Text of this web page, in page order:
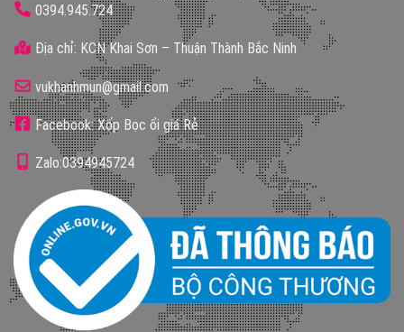
0394.945.724
Địa chỉ: KCN Khai Sơn – Thuận Thành Bắc Ninh
vukhanhmun@gmail.com
Facebook: Xốp Bọc ổi giá Rẻ
Zalo:0394945724